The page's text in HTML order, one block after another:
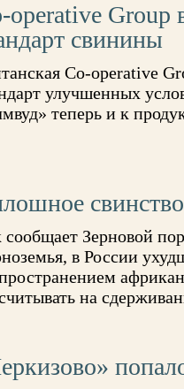
operative Group
свинины
Co-operative
улучшенных
теперь и к
свинство
сообщает Зерновой
в России
на